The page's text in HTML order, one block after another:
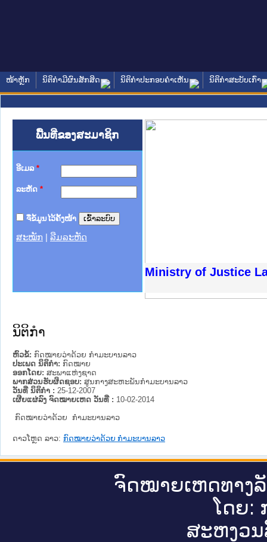
ໜ້າຫຼັກ ນິຕິກໍາມີຜົນສັກສິດ ນິຕິກໍາປະກອບຄໍາເຫັນ ນິຕິກໍາສະບັບເກົ່າ
ພື້ນທີ່ຂອງສະມາຊິກ
ອີເມລ *
ລະຫັດ *
ຈື່ຂໍ້ມູນໄວ້ຄັ້ງໜ້າ
ສະໝັກ ລືມລະຫັດ
Ministry of Justice
າຊົນ ພາກເໜືອ
ການ
ກາງ
ໃຕ້
ຕຳຫຼວດປະຊາຊົນ
ສັນຕິບານປະຊາຊົນ
ກເໜືອ
າຊົນ ພາກກາງ
ນິຕິກໍາ
ຫົວຂໍ້: ກົດໝາຍວ່າດ້ວຍ ກຳມະບານລາວ
ປະເພດ ນິຕິກໍາ: ກົດໝາຍ
ອອກໂດຍ: ສະພາແຫ່ງຊາດ
ພາກສ່ວນຮັບຜິດຊອບ: ສູນກາງສະຫະພັນກຳມະບານລາວ
ວັນທີ່ ນິຕິກໍາ : 25-12-2007
ເຜີຍແຜ່ລົງ ຈົດໝາຍເຫດ ວັນທີ່ : 10-02-2014
ກົດໝາຍວ່າດ້ວຍ ກຳມະບານລາວ
ດາວໂຫຼດ ລາວ: ກົດໝາຍວ່າດ້ວຍ ກຳມະບານລາວ
ຈົດ​ໝາຍ​ເຫດ​ທາງ​
ໂດຍ:
ສະ​ຫງວນ​